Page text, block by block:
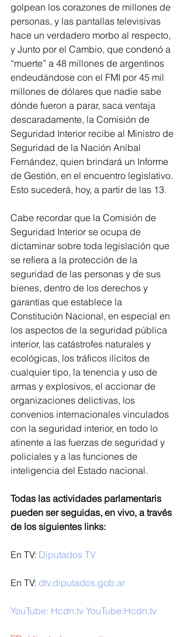
golpean los corazones de millones de
personas, y las pantallas televisivas
hace un verdadero morbo al respecto,
y Junto por el Cambio, que condenó a
“muerte” a 48 millones de argentinos
endeudándose con el FMI por 45 mil
millones de dólares que nadie sabe
dónde fueron a parar, saca ventaja
descaradamente, la Comisión de
Seguridad Interior recibe al Ministro de
Seguridad de la Nación Aníbal
Fernández, quien brindará un Informe
de Gestión, en el encuentro legislativo.
Esto sucederá, hoy, a partir de las 13.
Cabe recordar que la Comisión de
Seguridad Interior se ocupa de
dictaminar sobre toda legislación que
se refiera a la protección de la
seguridad de las personas y de sus
bienes, dentro de los derechos y
garantías que establece la
Constitución Nacional, en especial en
los aspectos de la seguridad pública
interior, las catástrofes naturales y
ecológicas, los tráficos ilícitos de
cualquier tipo, la tenencia y uso de
armas y explosivos, el accionar de
organizaciones delictivas, los
convenios internacionales vinculados
con la seguridad interior, en todo lo
atinente a las fuerzas de seguridad y
policiales y a las funciones de
inteligencia del Estado nacional.
Todas las actividades parlamentaris
pueden ser seguidas, en vivo, a través
de los siguientes links:
En TV: Diputados TV
En TV: dtv.diputados.gob.ar
YouTube: Hcdn.tv YouTube:Hcdn.tv